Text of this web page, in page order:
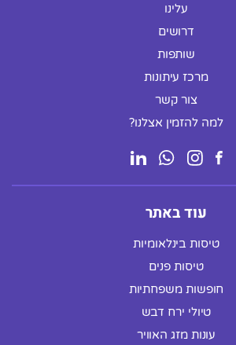
עלינו
דרושים
שותפות
מרכז עיתונות
צור קשר
למה להזמין אצלנו?
עוד באתר
טיסות בינלאומיות
טיסות פנים
חופשות משפחתיות
טיולי ירח דבש
עונות מזג האוויר